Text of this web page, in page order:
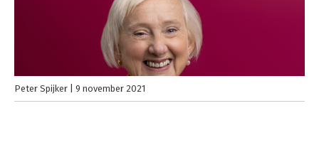
Peter Spijker 9 november 2021